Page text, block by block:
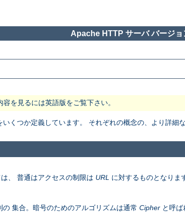
Apache HTTP サーバ バージョ
を見るには英語版をご覧下さい。
くつか定義しています。 それぞれの概念の、より詳細
、 普通はアクセスの制限は URL に対するものとなりま
集合。暗号のためのアルゴリズムは通常 Cipher と呼ば